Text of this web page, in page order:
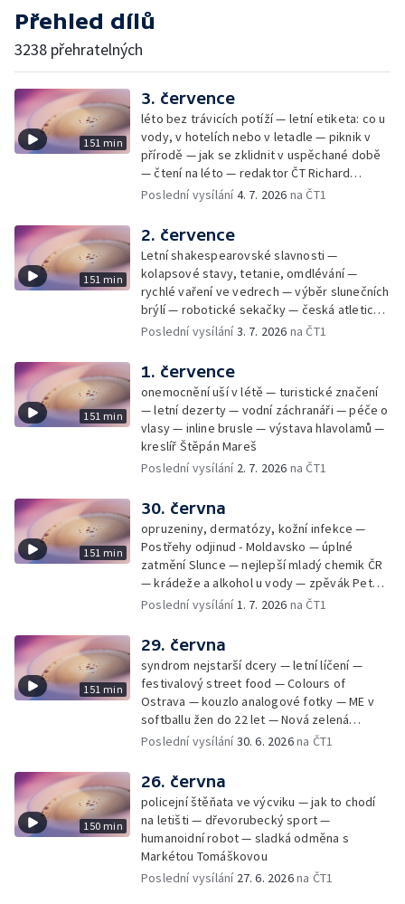
Přehled dílů
3238 přehratelných
151 min
3. července
léto bez trávicích potíží — letní etiketa: co u
vody, v hotelích nebo v letadle — piknik v
přírodě — jak se zklidnit v uspěchané době
— čtení na léto — redaktor ČT Richard
Samko
Poslední vysílání4. 7. 2026 na ČT1
151 min
2. července
Letní shakespearovské slavnosti —
kolapsové stavy, tetanie, omdlévání —
rychlé vaření ve vedrech — výběr slunečních
brýlí — robotické sekačky — česká atletická
rekordmanka — psí seriál: výmarský
Poslední vysílání3. 7. 2026 na ČT1
151 min
1. července
onemocnění uší v létě — turistické značení
— letní dezerty — vodní záchranáři — péče o
vlasy — inline brusle — výstava hlavolamů —
kreslíř Štěpán Mareš
Poslední vysílání 2. 7. 2026 na ČT1
151 min
30. června
opruzeniny, dermatózy, kožní infekce —
Postřehy odjinud - Moldavsko — úplné
zatmění Slunce — nejlepší mladý chemik ČR
— krádeže a alkohol u vody — zpěvák Peter
Cmorik
Poslední vysílání1. 7. 2026 na ČT1
151 min
29. června
syndrom nejstarší dcery — letní líčení —
festivalový street food — Colours of
Ostrava — kouzlo analogové fotky — ME v
softballu žen do 22 let — Nová zelená
úsporám — Global Teacher Prize Czech
Poslední vysílání30. 6. 2026na ČT1
150 min
26. června
policejní štěňata ve výcviku — jak to chodí
na letišti — dřevorubecký sport —
humanoidní robot — sladká odměna s
Markétou Tomáškovou
Poslední vysílání 27. 6. 2026na ČT1